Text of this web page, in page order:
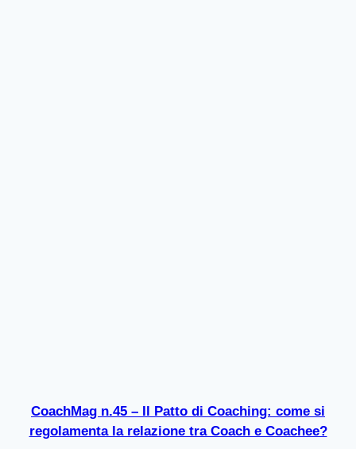
CoachMag n.45 – Il Patto di Coaching: come si
regolamenta la relazione tra Coach e Coachee?